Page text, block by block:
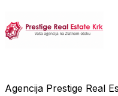
Agencija Prestige Real